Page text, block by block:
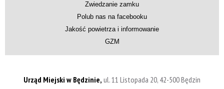
Zwiedzanie zamku
Polub nas na facebooku
Jakość powietrza i informowanie
GZM
Urząd Miejski w Będzinie, ul. 11 Listopada 20, 42-500 Będzin